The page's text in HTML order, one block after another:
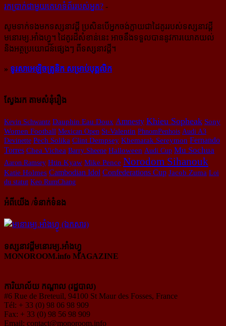
រក​​ប្រាក់​​ជា​​មួយ​​គេហទំព័រ​​របស់​​អ្នក? -
សូម​ទាក់ទង​មក​ទស្សនាវដ្ដី ប្រសិន​បើ​អ្នក​ចង់​ក្លាយ​ជា​ដៃគូរ​របស់​ទស្សនាវដ្ដី​
មនោរម្យ.អាំងហ្វូ។ ដៃ​គូរ​ដ៏​សំខាន់​នេះ អាច​នឹង​ទទួល​បាន​នូវ​ការ​យោគយល់
និង​អត្ថ​ប្រយោជន៍​ផ្សេងៗ ពីទស្សនាវដ្ដី។
» ទូរសាអេឡិចត្រូនិក សម្រាប់បុគ្គលិក
ស្វែងរក តាមសំនុំរឿង
Kevin Schwantz Dauphin Eau Doux Amnesty Khieu Sopheak Sony
Women Football Mexican Open St-Valentin PhnomPenhois Audi A3
Devinette Pech Solika Clint Dempsey Khemarak Sereymon Fernando
Torres Chea Vichea Barry Sheene Halloween Audi Cup Mu Sochua
Aaron Ramsey Htin Kyaw Mike Pence Norodom Sihanouk
Katie Holmes Cambodian Idol Confederations Cup Jacob Zuma Loi
du statut Keo RumChang
អំពីយើង /ទំនាក់ទំនង
ទស្សនាវដ្ដីមនោរម្យ.អាំងហ្វូ
MONOROOM.info MAGAZINE
ការិយាល័យ កណ្ដាល (រដ្ឋបាល)
#6 Rue de Breteuil, 94100 St Maur des Fosses, France
Tél: + 33 (0) 98 06 98 909
Fax: + 33 (0) 98 56 98 909
Email: contact@monoroom.info